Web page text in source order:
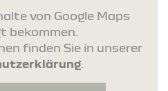
von Google Maps
bekommen.
finden Sie in unserer
.